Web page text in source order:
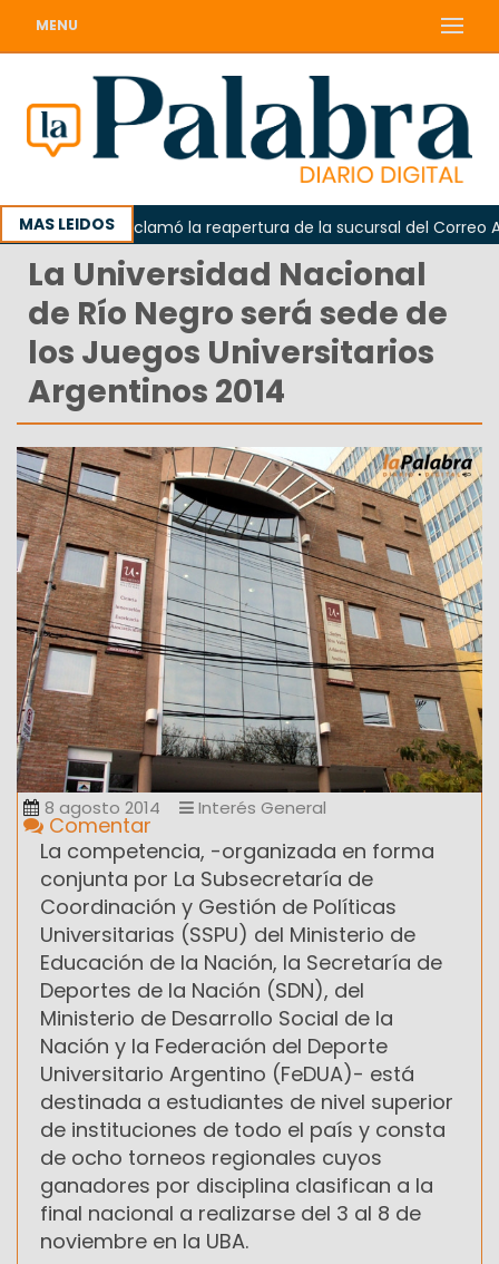
MENU
MAS LEIDOS
Odarda reclamó la reapertura de la sucursal del Correo
La Universidad Nacional
de Río Negro será sede de
los Juegos Universitarios
Argentinos 2014
8 agosto 2014 Interés General
Comentar
La competencia, -organizada en forma
conjunta por La Subsecretaría de
Coordinación y Gestión de Políticas
Universitarias (SSPU) del Ministerio de
Educación de la Nación, la Secretaría de
Deportes de la Nación (SDN), del
Ministerio de Desarrollo Social de la
Nación y la Federación del Deporte
Universitario Argentino (FeDUA)- está
destinada a estudiantes de nivel superior
de instituciones de todo el país y consta
de ocho torneos regionales cuyos
ganadores por disciplina clasifican a la
final nacional a realizarse del 3 al 8 de
noviembre en la UBA.